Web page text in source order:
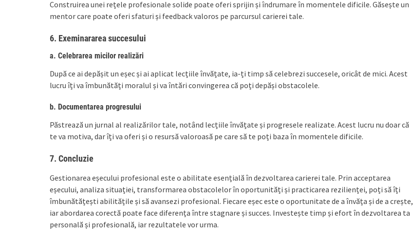
Construirea unei rețele profesionale solide poate oferi sprijin și îndrumare în momentele dificile. Găsește un
mentor care poate oferi sfaturi și feedback valoros pe parcursul carierei tale.
6. Exeminararea succesului
a. Celebrarea micilor realizări
După ce ai depășit un eșec și ai aplicat lecțiile învățate, ia-ți timp să celebrezi succesele, oricât de mici. Acest
lucru îți va îmbunătăți moralul și va întări convingerea că poți depăși obstacolele.
b. Documentarea progresului
Păstrează un jurnal al realizărilor tale, notând lecțiile învățate și progresele realizate. Acest lucru nu doar că
te va motiva, dar îți va oferi și o resursă valoroasă pe care să te poți baza în momentele dificile.
7. Concluzie
Gestionarea eșecului profesional este o abilitate esențială în dezvoltarea carierei tale. Prin acceptarea
eșecului, analiza situației, transformarea obstacolelor în oportunități și practicarea rezilienței, poți să îți
îmbunătățești abilitățile și să avansezi profesional. Fiecare eșec este o oportunitate de a învăța și de a crește,
iar abordarea corectă poate face diferența între stagnare și succes. Investește timp și efort în dezvoltarea ta
personală și profesională, iar rezultatele vor urma.